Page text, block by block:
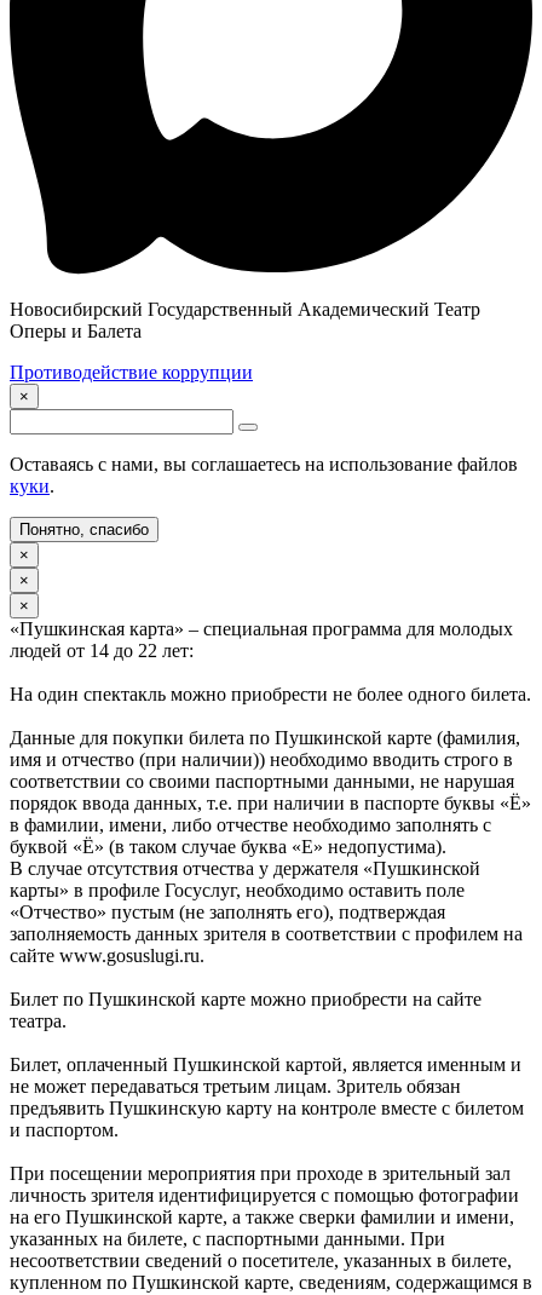
Новосибирский Государственный Академический Театр
Оперы и Балета
Противодействие коррупции
×
Оставаясь с нами, вы соглашаетесь на использование файлов
куки.
Понятно, спасибо
×
×
×
«Пушкинская карта» – специальная программа для молодых
людей от 14 до 22 лет:
На один спектакль можно приобрести не более одного билета.
Данные для покупки билета по Пушкинской карте (фамилия,
имя и отчество (при наличии)) необходимо вводить строго в
соответствии со своими паспортными данными, не нарушая
порядок ввода данных, т.е. при наличии в паспорте буквы «Ё»
в фамилии, имени, либо отчестве необходимо заполнять с
буквой «Ё» (в таком случае буква «Е» недопустима).
В случае отсутствия отчества у держателя «Пушкинской
карты» в профиле Госуслуг, необходимо оставить поле
«Отчество» пустым (не заполнять его), подтверждая
заполняемость данных зрителя в соответствии с профилем на
сайте www.gosuslugi.ru.
Билет по Пушкинской карте можно приобрести на сайте
театра.
Билет, оплаченный Пушкинской картой, является именным и
не может передаваться третьим лицам. Зритель обязан
предъявить Пушкинскую карту на контроле вместе с билетом
и паспортом.
При посещении мероприятия при проходе в зрительный зал
личность зрителя идентифицируется с помощью фотографии
на его Пушкинской карте, а также сверки фамилии и имени,
указанных на билете, с паспортными данными. При
несоответствии сведений о посетителе, указанных в билете,
купленном по Пушкинской карте, сведениям, содержащимся в